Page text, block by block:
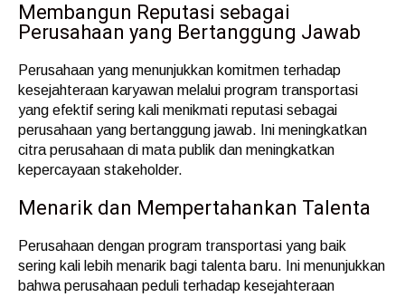
Membangun Reputasi sebagai
Perusahaan yang Bertanggung Jawab
Perusahaan yang menunjukkan komitmen terhadap
kesejahteraan karyawan melalui program transportasi
yang efektif sering kali menikmati reputasi sebagai
perusahaan yang bertanggung jawab. Ini meningkatkan
citra perusahaan di mata publik dan meningkatkan
kepercayaan stakeholder.
Menarik dan Mempertahankan Talenta
Perusahaan dengan program transportasi yang baik
sering kali lebih menarik bagi talenta baru. Ini menunjukkan
bahwa perusahaan peduli terhadap kesejahteraan